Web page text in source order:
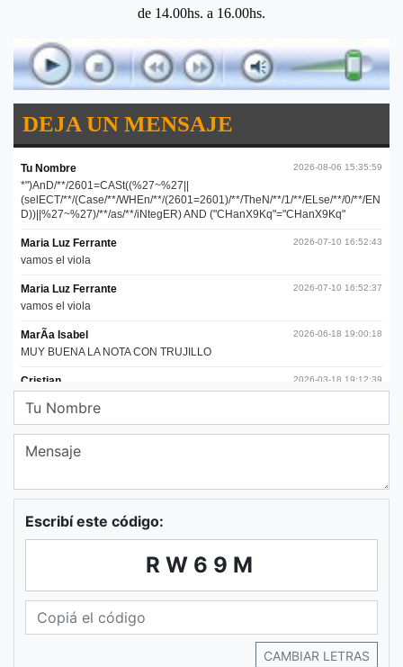
de 14.00hs. a 16.00hs.
DEJA UN MENSAJE
Escribí este código:
RW69M
CAMBIAR LETRAS